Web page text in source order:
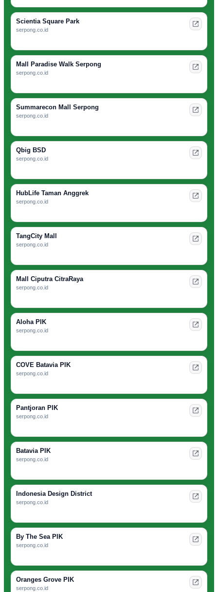
Scientia Square Park
serpong.co.id
Mall Paradise Walk Serpong
serpong.co.id
Summarecon Mall Serpong
serpong.co.id
Qbig BSD
serpong.co.id
HubLife Taman Anggrek
serpong.co.id
TangCity Mall
serpong.co.id
Mall Ciputra CitraRaya
serpong.co.id
Aloha PIK
serpong.co.id
COVE Batavia PIK
serpong.co.id
Pantjoran PIK
serpong.co.id
Batavia PIK
serpong.co.id
Indonesia Design District
serpong.co.id
By The Sea PIK
serpong.co.id
Oranges Grove PIK
serpong.co.id